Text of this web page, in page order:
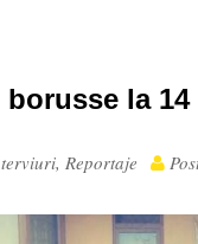
la 14
, Reportaje